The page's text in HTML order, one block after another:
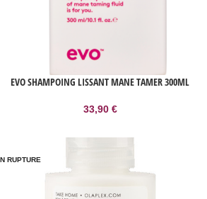
EVO SHAMPOING LISSANT MANE TAMER 300ML
33,90 €
RUPTURE